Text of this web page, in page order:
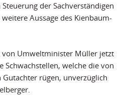
der Sachverständigen
Aussage des Kienbaum-
von Umweltminister Müller jetzt
Schwachstellen, welche die von
rügen, unverzüglich